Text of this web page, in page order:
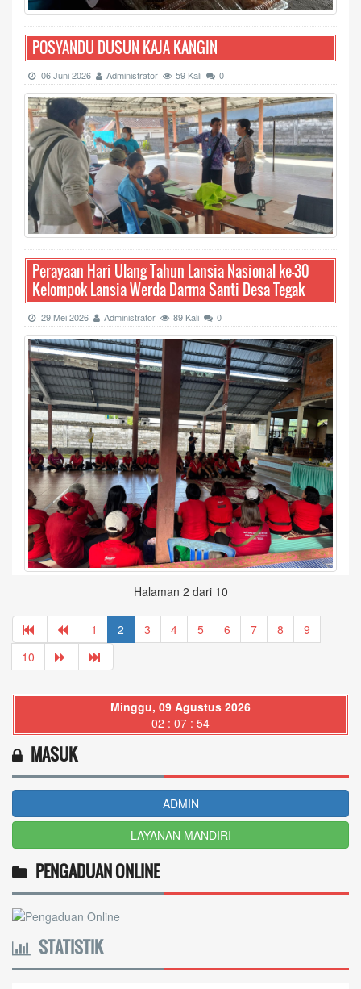
POSYANDU DUSUN KAJA KANGIN
06 Juni 2026 Administrator 59 Kali 0
Perayaan Hari Ulang Tahun Lansia Nasional ke-30
Kelompok Lansia Werda Darma Santi Desa Tegak
29 Mei 2026 Administrator 89 Kali 0
Halaman 2 dari 10
1 2 3 4 5 6 7 8
9
10
Minggu, 09 Agustus 2026
02 : 07 : 55
MASUK
ADMIN
LAYANAN MANDIRI
PENGADUAN ONLINE
STATISTIK